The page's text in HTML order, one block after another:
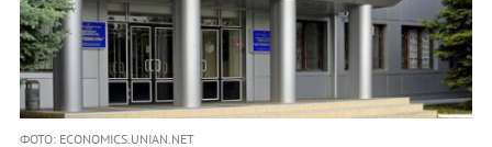
ФОТО: ECONOMICS.UNIAN.NET